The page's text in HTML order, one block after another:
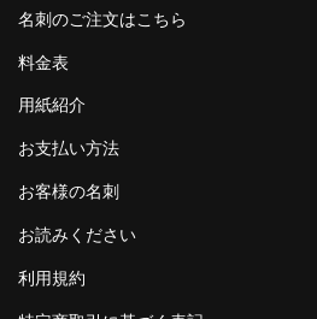
名刺のご注文はこちら
料金表
用紙紹介
お支払い方法
お客様の名刺
お読みください
利用規約